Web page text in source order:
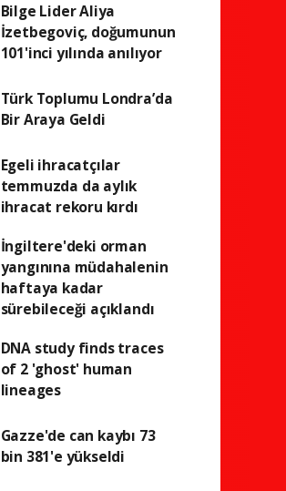
Bilge Lider Aliya
İzetbegoviç, doğumunun
101'inci yılında anılıyor
Türk Toplumu Londra’da
Bir Araya Geldi
Egeli ihracatçılar
temmuzda da aylık
ihracat rekoru kırdı
İngiltere'deki orman
yangınına müdahalenin
haftaya kadar
sürebileceği açıklandı
DNA study finds traces
of 2 'ghost' human
lineages
Gazze'de can kaybı 73
bin 381'e yükseldi